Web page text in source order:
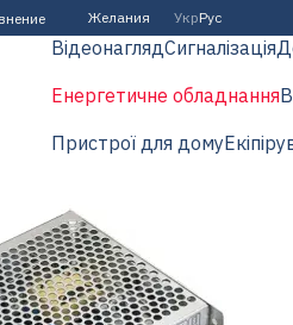
Желания УкрРус
ВідеонаглядСигналізація
Енергетичне обладнання
Пристрої для дому